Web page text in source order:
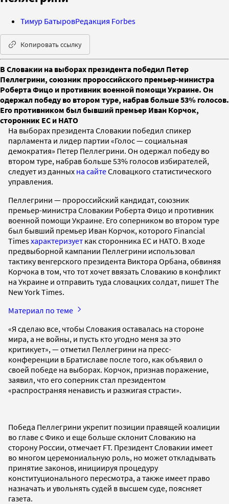
Тимур БатыровРедакция Forbes
Копировать ссылку
В Словакии на выборах президента победил Петер
Пеллегрини, союзник пророссийского премьер-министра
Роберта Фицо и противник военной помощи Украине. Он
одержал победу во втором туре, набрав больше 53% голосов.
Его противником был бывший премьер Иван Корчок,
сторонник ЕС и НАТО
На выборах президента Словакии победил спикер
парламента и лидер партии «Голос — социальная
демократия» Петер Пеллегрини. Он одержал победу во
втором туре, набрав больше 53% голосов избирателей,
следует из данных на сайтеСловацкого статистического
управления.
Пеллегрини — пророссийский кандидат, союзник
премьер-министра Словакии Роберта Фицо и противник
военной помощи Украине. Его соперником во втором туре
был бывший премьер Иван Корчок, которого Financial
Timesхарактеризует как сторонника ЕС и НАТО. В ходе
предвыборной кампании Пеллегрини использовал
тактику венгерского президента Виктора Орбана, обвиняя
Корчока в том, что тот хочет ввязать Словакию в конфликт
на Украине и отправить туда словацких солдат, пишет The
New York Times.
Материал по теме
«Я сделаю все, чтобы Словакия оставалась на стороне
мира, а не войны, и пусть кто угодно меня за это
критикует», — отметил Пеллегрини на пресс-
конференции в Братиславе после того, как объявил о
своей победе на выборах. Корчок, признав поражение,
заявил, что его соперник стал президентом
«распространяя ненависть и разжигая страсти».
Победа Пеллегрини укрепит позиции правящей коалиции
во главе с Фико и еще больше склонит Словакию на
сторону России, отмечает FT. Президент Словакии имеет
во многом церемониальную роль, но может откладывать
принятие законов, инициируя процедуру
конституционального пересмотра, а также имеет право
назначать и увольнять судей в высшем суде, поясняет
газета.